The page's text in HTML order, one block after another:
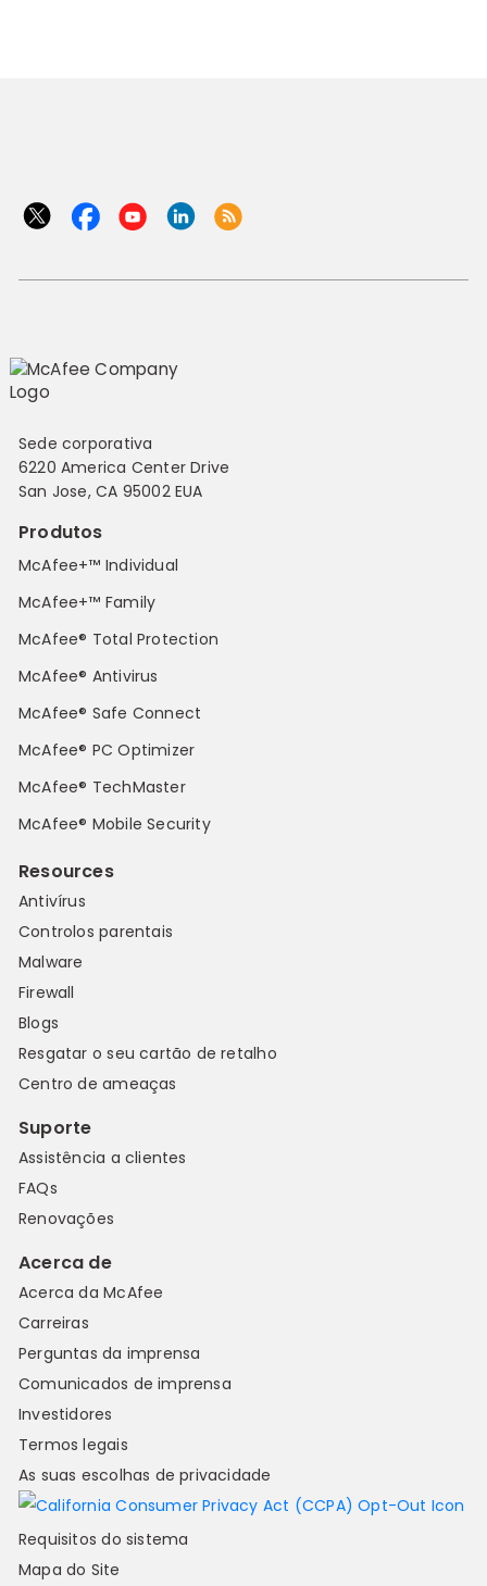
Sede corporativa
6220 America Center Drive
San Jose, CA 95002 EUA
Produtos
McAfee+™ Individual
McAfee+™ Family
McAfee® Total Protection
McAfee® Antivirus
McAfee® Safe Connect
McAfee® PC Optimizer
McAfee® TechMaster
McAfee® Mobile Security
Resources
Antivírus
Controlos parentais
Malware
Firewall
Blogs
Resgatar o seu cartão de retalho
Centro de ameaças
Suporte
Assistência a clientes
FAQs
Renovações
Acerca de
Acerca da McAfee
Carreiras
Perguntas da imprensa
Comunicados de imprensa
Investidores
Termos legais
As suas escolhas de privacidade
Requisitos do sistema
Mapa do Site